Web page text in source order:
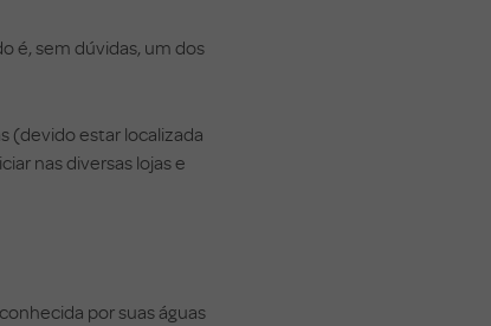
é, sem dúvidas, um dos
(devido estar localizada
nas diversas lojas e
por suas águas